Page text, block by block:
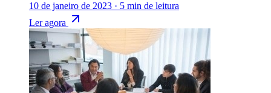
10 de janeiro de 2023 · 5 min de leitura
Ler agora